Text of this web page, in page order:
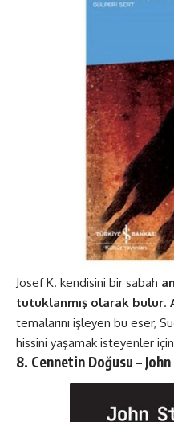
Josef K. kendisini bir sabah
tutuklanmış olarak bulur.
temalarını işleyen bu eser,
hissini yaşamak isteyenler
8. Cennetin Doğusu –